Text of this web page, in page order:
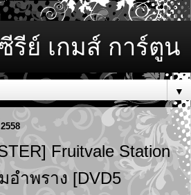
รีย์ เกมส์ การ์ตูน
▼
Fruitvale Station
อำพราง [DVD5